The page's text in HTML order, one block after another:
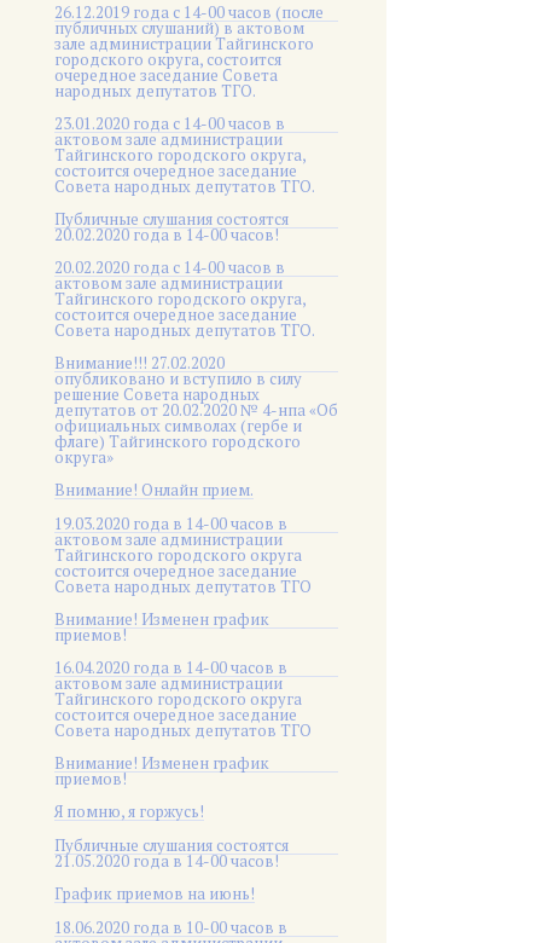
26.12.2019 года с 14-00 часов (после
публичных слушаний) в актовом
зале администрации Тайгинского
городского округа, состоится
очередное заседание Совета
народных депутатов ТГО.
23.01.2020 года с 14-00 часов в
актовом зале администрации
Тайгинского городского округа,
состоится очередное заседание
Совета народных депутатов ТГО.
Публичные слушания состоятся
20.02.2020 года в 14-00 часов!
20.02.2020 года с 14-00 часов в
актовом зале администрации
Тайгинского городского округа,
состоится очередное заседание
Совета народных депутатов ТГО.
Внимание!!! 27.02.2020
опубликовано и вступило в силу
решение Совета народных
депутатов от 20.02.2020 № 4-нпа «Об
официальных символах (гербе и
флаге) Тайгинского городского
округа»
Внимание! Онлайн прием.
19.03.2020 года в 14-00 часов в
актовом зале администрации
Тайгинского городского округа
состоится очередное заседание
Совета народных депутатов ТГО
Внимание! Изменен график
приемов!
16.04.2020 года в 14-00 часов в
актовом зале администрации
Тайгинского городского округа
состоится очередное заседание
Совета народных депутатов ТГО
Внимание! Изменен график
приемов!
Я помню, я горжусь!
Публичные слушания состоятся
21.05.2020 года в 14-00 часов!
График приемов на июнь!
18.06.2020 года в 10-00 часов в